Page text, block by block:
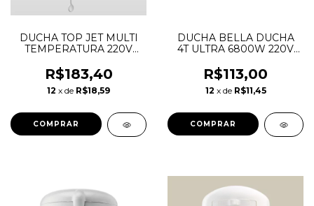
DUCHA TOP JET MULTI
TEMPERATURA 220V
R$183,40
12 x de R$18,59
DUCHA BELLA DUCHA
4T ULTRA 6800W 220V
R$113,00
12 x de R$11,45